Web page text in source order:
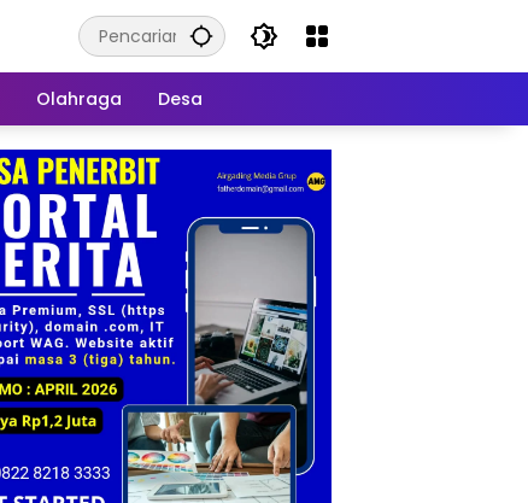
Olahraga Desa